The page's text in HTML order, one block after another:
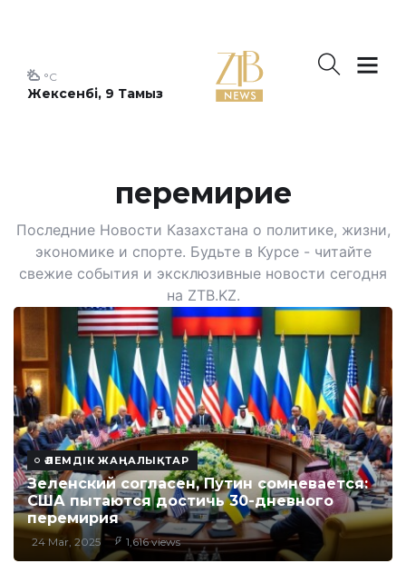
Жексенбі, 9 Тамыз
°C
перемирие
Последние Новости Казахстана о политике, жизни,
экономике и спорте. Будьте в Курсе - читайте
свежие события и эксклюзивные новости сегодня
на ZTB.KZ.
ӘЛЕМДІК ЖАҢАЛЫҚТАР
Зеленский согласен, Путин сомневается:
США пытаются достичь 30-дневного
перемирия
24 Mar, 2025 1,616 views